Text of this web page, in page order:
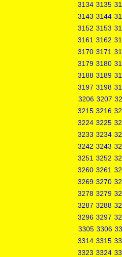
3134 3135
3143 3144
3152 3153
3161 3162
3170 3171
3179 3180
3188 3189
3197 3198
3206 3207
3215 3216
3224 3225
3233 3234
3242 3243
3251 3252
3260 3261
3269 3270
3278 3279
3287 3288
3296 3297
3305 3306
3314 3315
3323 3324